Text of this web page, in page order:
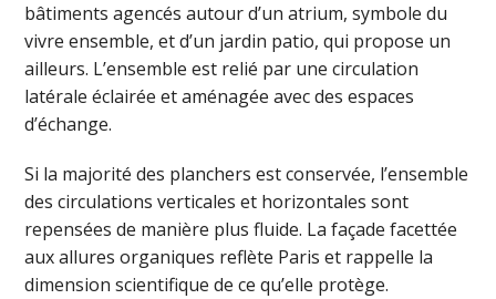
bâtiments agencés autour d’un atrium, symbole du
vivre ensemble, et d’un jardin patio, qui propose un
ailleurs. L’ensemble est relié par une circulation
latérale éclairée et aménagée avec des espaces
d’échange.
Si la majorité des planchers est conservée, l’ensemble
des circulations verticales et horizontales sont
repensées de manière plus fluide. La façade facettée
aux allures organiques reflète Paris et rappelle la
dimension scientifique de ce qu’elle protège.